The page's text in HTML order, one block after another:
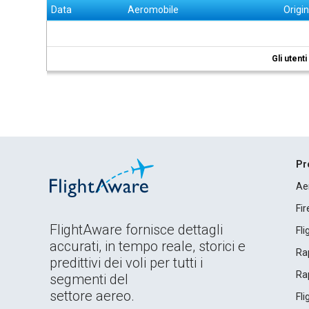
Data Aeromobile
Gli
FlightAware fornisce dettagli
accurati, in tempo reale, storici e
predittivi dei voli per tutti i
segmenti del
settore aereo.